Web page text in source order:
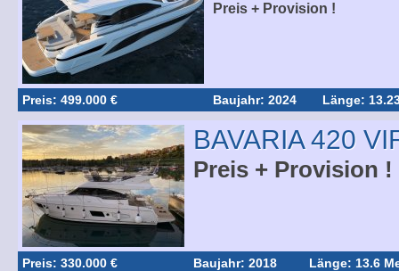
Preis + Provision !
Preis: 499.000 € Baujahr: 2024 Länge:
BAVARIA 420
Preis + Provision !
Preis: 330.000 € Baujahr: 2018 Länge: 13.6